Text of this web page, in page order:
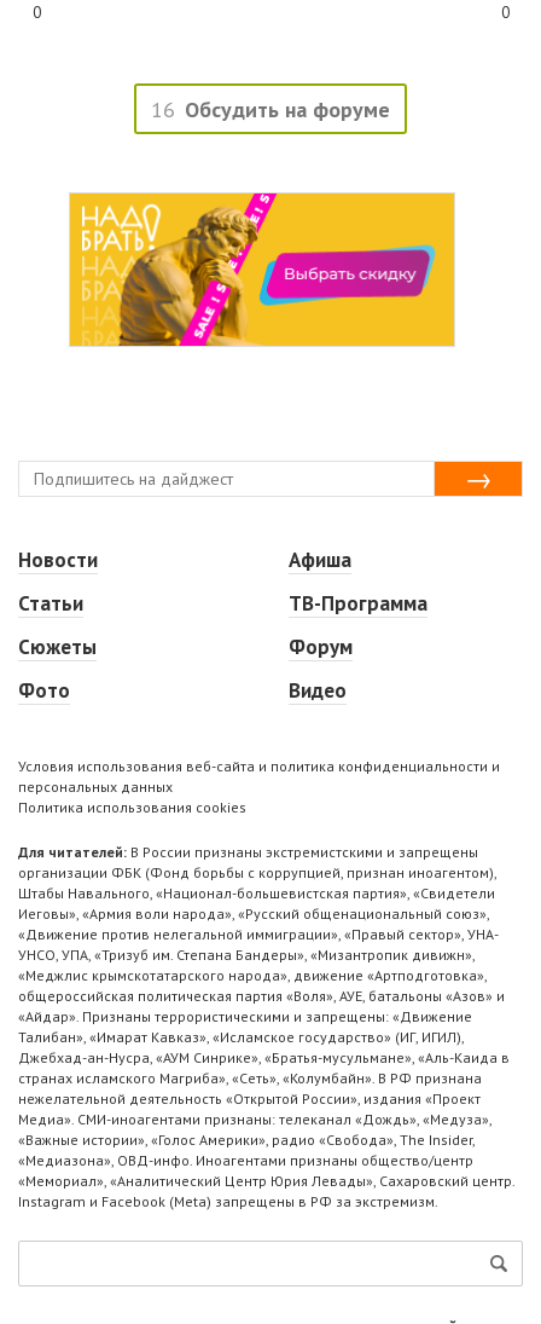
0 0
16 Обсудить на форуме
Новости
Статьи
Сюжеты
Фото
Афиша
ТВ-Программа
Форум
Видео
Условия использования веб-сайта и политика конфиденциальности и
персональных данных
Политика использования cookies
Для читателей: В России признаны экстремистскими и запрещены
организации ФБК (Фонд борьбы с коррупцией, признан иноагентом),
Штабы Навального, «Национал-большевистская партия», «Свидетели
Иеговы», «Армия воли народа», «Русский общенациональный союз»,
«Движение против нелегальной иммиграции», «Правый сектор», УНА-
УНСО, УПА, «Тризуб им. Степана Бандеры», «Мизантропик дивижн»,
«Меджлис крымскотатарского народа», движение «Артподготовка»,
общероссийская политическая партия «Воля», АУЕ, батальоны «Азов» и
«Айдар». Признаны террористическими и запрещены: «Движение
Талибан», «Имарат Кавказ», «Исламское государство» (ИГ, ИГИЛ),
Джебхад-ан-Нусра, «АУМ Синрике», «Братья-мусульмане», «Аль-Каида в
странах исламского Магриба», «Сеть», «Колумбайн». В РФ признана
нежелательной деятельность «Открытой России», издания «Проект
Медиа». СМИ-иноагентами признаны: телеканал «Дождь», «Медуза»,
«Важные истории», «Голос Америки», радио «Свобода», The Insider,
«Медиазона», ОВД-инфо. Иноагентами признаны общество/центр
«Мемориал», «Аналитический Центр Юрия Левады», Сахаровский центр.
Instagram и Facebook (Metа) запрещены в РФ за экстремизм.